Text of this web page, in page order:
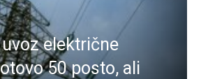
električne
50 posto, ali